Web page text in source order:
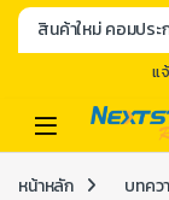
สินค้าใหม่ คอมประ
แ
หน้าหลัก บทคว